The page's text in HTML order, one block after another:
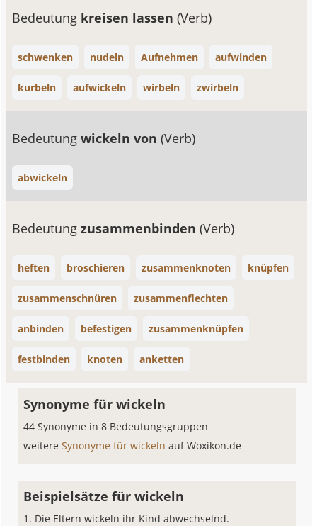
Bedeutung kreisen lassen(Verb)
schwenken nudeln Aufnehmen aufwinden
kurbeln aufwickeln wirbeln zwirbeln
Bedeutungwickeln von(Verb)
abwickeln
Bedeutungzusammenbinden(Verb)
heften broschieren zusammenknoten knüpfen
zusammenschnüren zusammenflechten
anbinden befestigen zusammenknüpfen
festbinden knoten anketten
Synonyme für wickeln
44 Synonyme in 8 Bedeutungsgruppen
weitereSynonyme für wickelnauf Woxikon.de
Beispielsätze für wickeln
Die Eltern wickeln ihr Kind abwechselnd.